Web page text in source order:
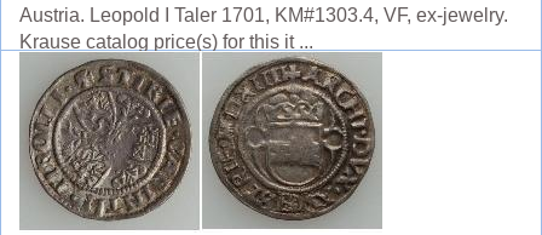
Austria. Leopold I Taler 1701, KM#1303.4, VF, ex-jewelry.
Krause catalog price(s) for this it ...